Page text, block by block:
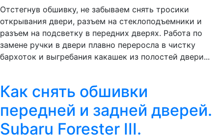
Отстегнув обшивку, не забываем снять тросики
открывания двери, разъем на стеклоподъемники и
разъем на подсветку в передних дверях. Работа по
замене ручки в двери плавно переросла в чистку
бархоток и выгребания какашек из полостей двери...
Как снять обшивки
передней и задней дверей.
Subaru Forester III.